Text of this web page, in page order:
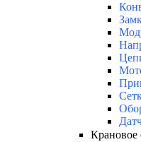
Крановое